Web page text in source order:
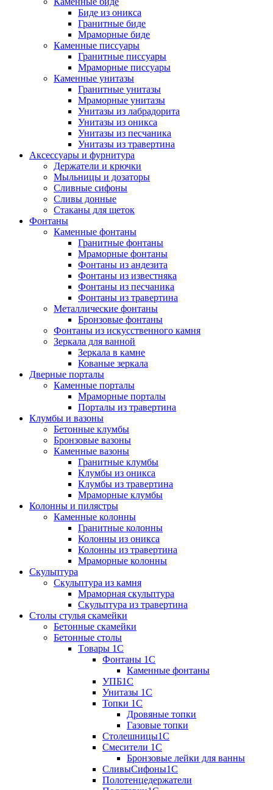
Биде из оникса
Гранитные биде
Мраморные биде
Каменные писсуары
Гранитные писсуары
Мраморные писсуары
Каменные унитазы
Гранитные унитазы
Мраморные унитазы
Унитазы из лабрадорита
Унитазы из оникса
Унитазы из песчаника
Унитазы из травертина
Аксессуары и фурнитура
Держатели и крючки
Мыльницы и дозаторы
Сливные сифоны
Сливы донные
Стаканы для щеток
Фонтаны
Каменные фонтаны
Гранитные фонтаны
Мраморные фонтаны
Фонтаны из андезита
Фонтаны из известняка
Фонтаны из песчаника
Фонтаны из травертина
Металлические фонтаны
Бронзовые фонтаны
Фонтаны из искусственного камня
Зеркала для ванной
Зеркала в камне
Кованые зеркала
Дверные порталы
Каменные порталы
Мраморные порталы
Порталы из травертина
Клумбы и вазоны
Бетонные клумбы
Бронзовые вазоны
Каменные вазоны
Гранитные клумбы
Клумбы из оникса
Клумбы из травертина
Мраморные клумбы
Колонны и пилястры
Каменные колонны
Гранитные колонны
Колонны из оникса
Колонны из травертина
Мраморные колонны
Скульптура
Скульптура из камня
Мраморная скульптура
Скульптура из травертина
Столы стулья скамейки
Бетонные скамейки
Бетонные столы
Tовары 1C
Фонтаны 1C
Каменные фонтаны
УПБ1С
Унитазы 1С
Топки 1С
Дровяные топки
Газовые топки
Столешницы1С
Смесители 1С
Бронзовые лейки для ванны
СливыСифоны1С
Полотенцедержатели